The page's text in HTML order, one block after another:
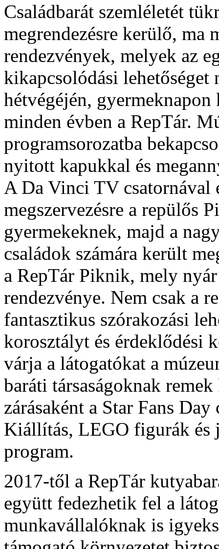
Családbarát szemléletét
megrendezésre kerülő, ma
rendezvények, melyek az
kikapcsolódási
hétvégéjén,
minden évben a RepTár.
programsorozatba
nyitott kapukkal és
A Da Vinci TV
megszervezésre a repülős
gyermekeknek, majd a
családok számára került
a RepTár Piknik, mely
rendezvénye. Nem csak a
fantasztikus szórakozási
korosztályt és érdeklődési
várja a látogatókat a
baráti társaságoknak
zárásaként a Star Fans
Kiállítás, LEGO figurák és
program.
2017-től a RepTár
együtt fedezhetik fel a
munkavállalóknak is